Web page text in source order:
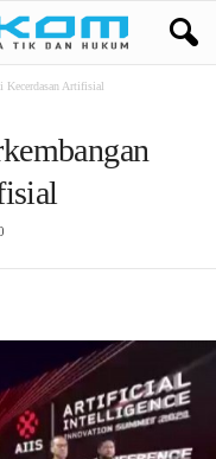
Kecerdasan Artifisial